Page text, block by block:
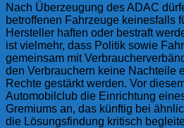
Nach Überzeugung des ADAC
betroffenen Fahrzeuge keinesfalls
Hersteller haften oder bestraft
ist vielmehr, dass Politik sowie
gemeinsam mit
den Verbrauchern keine Nachteile
Rechte gestärkt werden. Vor
Automobilclub die Einrichtung
Gremiums an, das künftig bei
die Lösungsfindung kritisch